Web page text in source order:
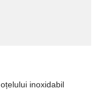
inoxidabil